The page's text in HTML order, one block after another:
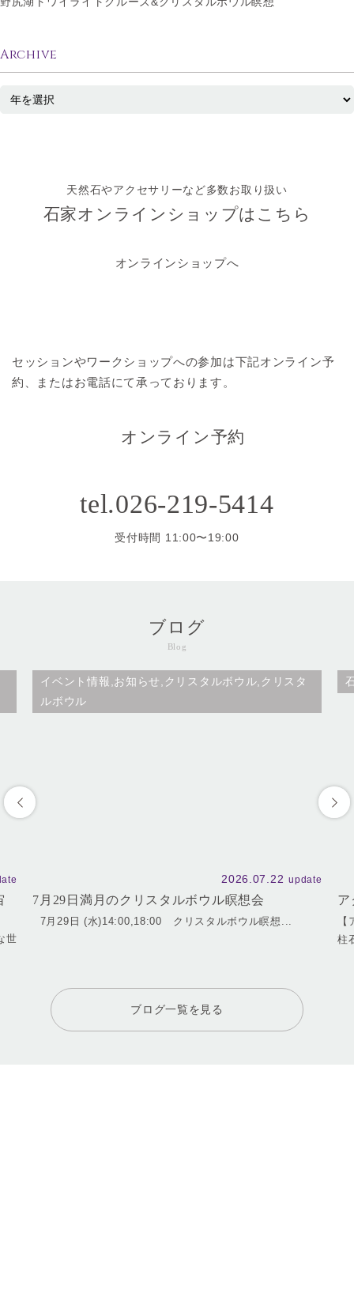
Archive
天然石やアクセサリーなど多数お取り扱い
石家オンラインショップはこちら
オンラインショップへ
セッションやワークショップへの参加は下記オンライン予
約、またはお電話にて承っております。
オンライン予約
tel.026-219-5414
受付時間 11:00〜19:00
ブログ
Blog
世
イベント情報,お知らせ,クリスタルボウル,クリスタ
ルボウル
2026.07.22 update
7月29日満月のクリスタルボウル瞑想会
7月29日 (水)14:00,18:00 クリスタルボウル瞑想...
ア
柱
ブログ一覧を見る